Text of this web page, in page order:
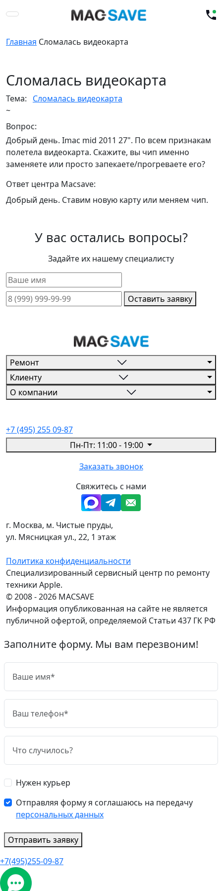
Главная Сломалась видеокарта
Сломалась видеокарта
Тема:
Сломалась видеокарта
~
Вопрос:
Добрый день. Imac mid 2011 27". По всем признакам
полетела видеокарта. Скажите, вы чип именно
заменяете или просто запекаете/прогреваете его?
Ответ центра Macsave:
Добрый день. Ставим новую карту или меняем чип.
У вас остались вопросы?
Задайте их нашему специалисту
Оставить заявку
Ремонт
Клиенту
О компании
+7 (495) 255 09-87
Пн-Пт: 11:00 - 19:00
Заказать звонок
Свяжитесь с нами
г. Москва, м. Чистые пруды,
ул. Мясницкая ул., 22, 1 этаж
Политика конфиденциальности
Специализированный сервисный центр по ремонту
техники Apple.
© 2008 - 2026 MACSAVE
Информация опубликованная на сайте не является
публичной офертой, определяемой Статьи 437 ГК РФ
Заполните форму. Мы вам перезвоним!
Нужен курьер
Отправляя форму я соглашаюсь на передачу
персональных данных
Отправить заявку
+7(495)255-09-87